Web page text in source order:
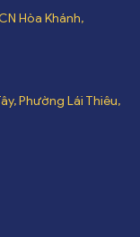
Hòa Khánh,
Phường Lái Thiêu,